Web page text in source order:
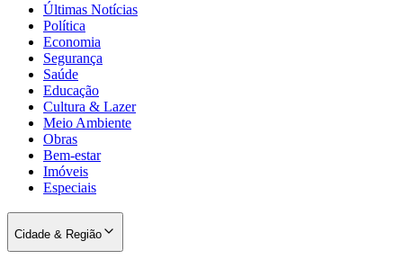
Últimas Notícias
Política
Economia
Segurança
Saúde
Educação
Cultura & Lazer
Meio Ambiente
Obras
Bem-estar
Imóveis
Especiais
Cidade & Região